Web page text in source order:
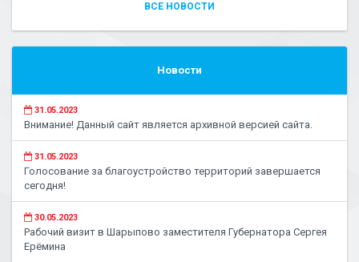
ВСЕ НОВОСТИ
Новости
31.05.2023
Внимание! Данный сайт является архивной версией сайта.
31.05.2023
Голосование за благоустройство территорий завершается
сегодня!
30.05.2023
Рабочий визит в Шарыпово заместителя Губернатора Сергея
Ерёмина